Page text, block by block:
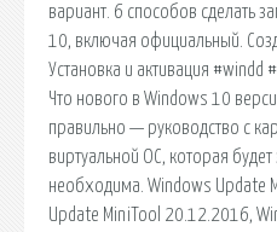
вариант. 6 способов сделать
10, включая официальный.
Установка и активация
Что нового в Windows 10
правильно — руководство с
виртуальной ОС, которая
необходима. Windows Update
Update MiniTool 20.12.2016,